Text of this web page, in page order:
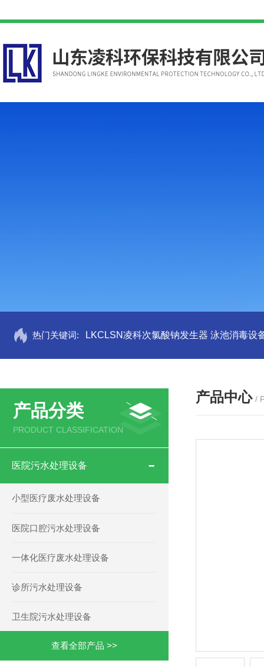
热门关键词: LKCLSN凌科次氯酸钠发生器 泳池消毒设
产品分类
PRODUCT CLASSIFICATION
医院污水处理设备
小型医疗废水处理设备
医院口腔污水处理设备
一体化医疗废水处理设备
诊所污水处理设备
卫生院污水处理设备
查看全部产品 >>
产品中心 /